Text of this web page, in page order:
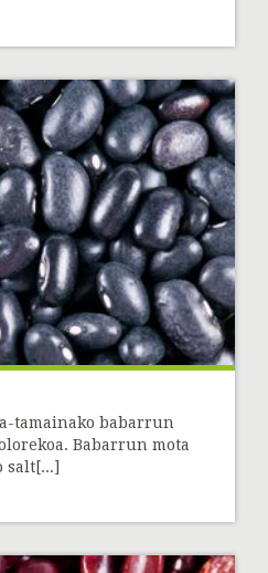
tamainako babarrun
Babarrun mota
salt[...]